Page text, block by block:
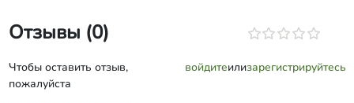
Отзывы (0)
Чтобы оставить отзыв,
пожалуйста
войдитеилизарегистрируйтесь